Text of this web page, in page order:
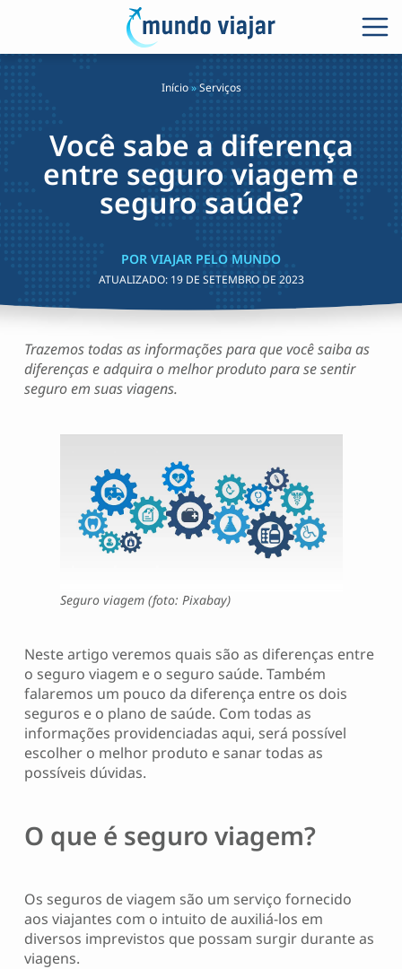
Início»Serviços
Você sabe a diferença
entre seguro viagem e
seguro saúde?
POR VIAJAR PELO MUNDO
ATUALIZADO: 19 DE SETEMBRO DE 2023
Trazemos todas as informações para que você saiba as
diferenças e adquira o melhor produto para se sentir
seguro em suas viagens.
Seguro viagem (foto: Pixabay)
Neste artigo veremos quais são as diferenças entre
o seguro viagem e o seguro saúde. Também
falaremos um pouco da diferença entre os dois
seguros e o plano de saúde. Com todas as
informações providenciadas aqui, será possível
escolher o melhor produto e sanar todas as
possíveis dúvidas.
O que é seguro viagem?
Os seguros de viagem são um serviço fornecido
aos viajantes com o intuito de auxiliá-los em
diversos imprevistos que possam surgir durante as
viagens.